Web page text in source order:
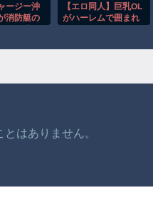
ージー沖
消防艇の
【エロ同人】巨乳OL
がハーレムで囲まれ
はありません。